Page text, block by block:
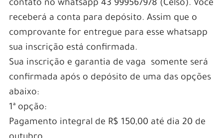
contato no whatsapp 43 999567978 (Celso). Você
receberá a conta para depósito. Assim que o
comprovante for entregue para esse whatsapp
sua inscrição está confirmada.
Sua inscrição e garantia de vaga somente será
confirmada após o depósito de uma das opções
abaixo:
1ª opção:
Pagamento integral de R$ 150,00 até dia 20 de